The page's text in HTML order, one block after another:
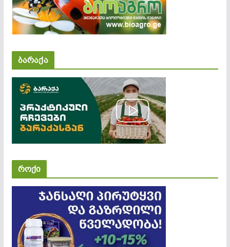
ბარაქა
როქი